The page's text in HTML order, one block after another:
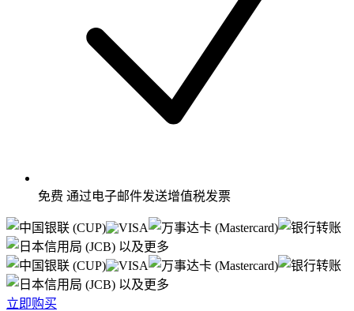
免费 通过电子邮件发送增值税发票
以及更多
以及更多
立即购买